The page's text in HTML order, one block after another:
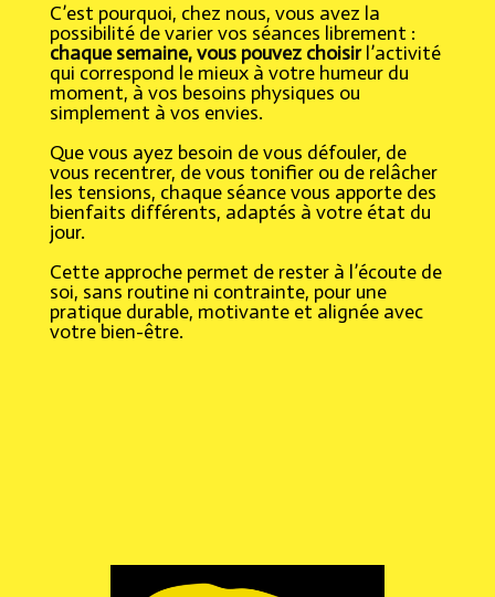
C’est pourquoi, chez nous, vous avez la
possibilité de varier vos séances librement :
chaque semaine, vous pouvez choisirl’activité
qui correspond le mieux à votre humeur du
moment, à vos besoins physiques ou
simplement à vos envies.
Que vous ayez besoin de vous défouler, de
vous recentrer, de vous tonifier ou de relâcher
les tensions, chaque séance vous apporte des
bienfaits différents, adaptés à votre état du
jour.
Cette approche permet de rester à l’écoute de
soi, sans routine ni contrainte, pour une
pratique durable, motivante et alignée avec
votre bien-être.